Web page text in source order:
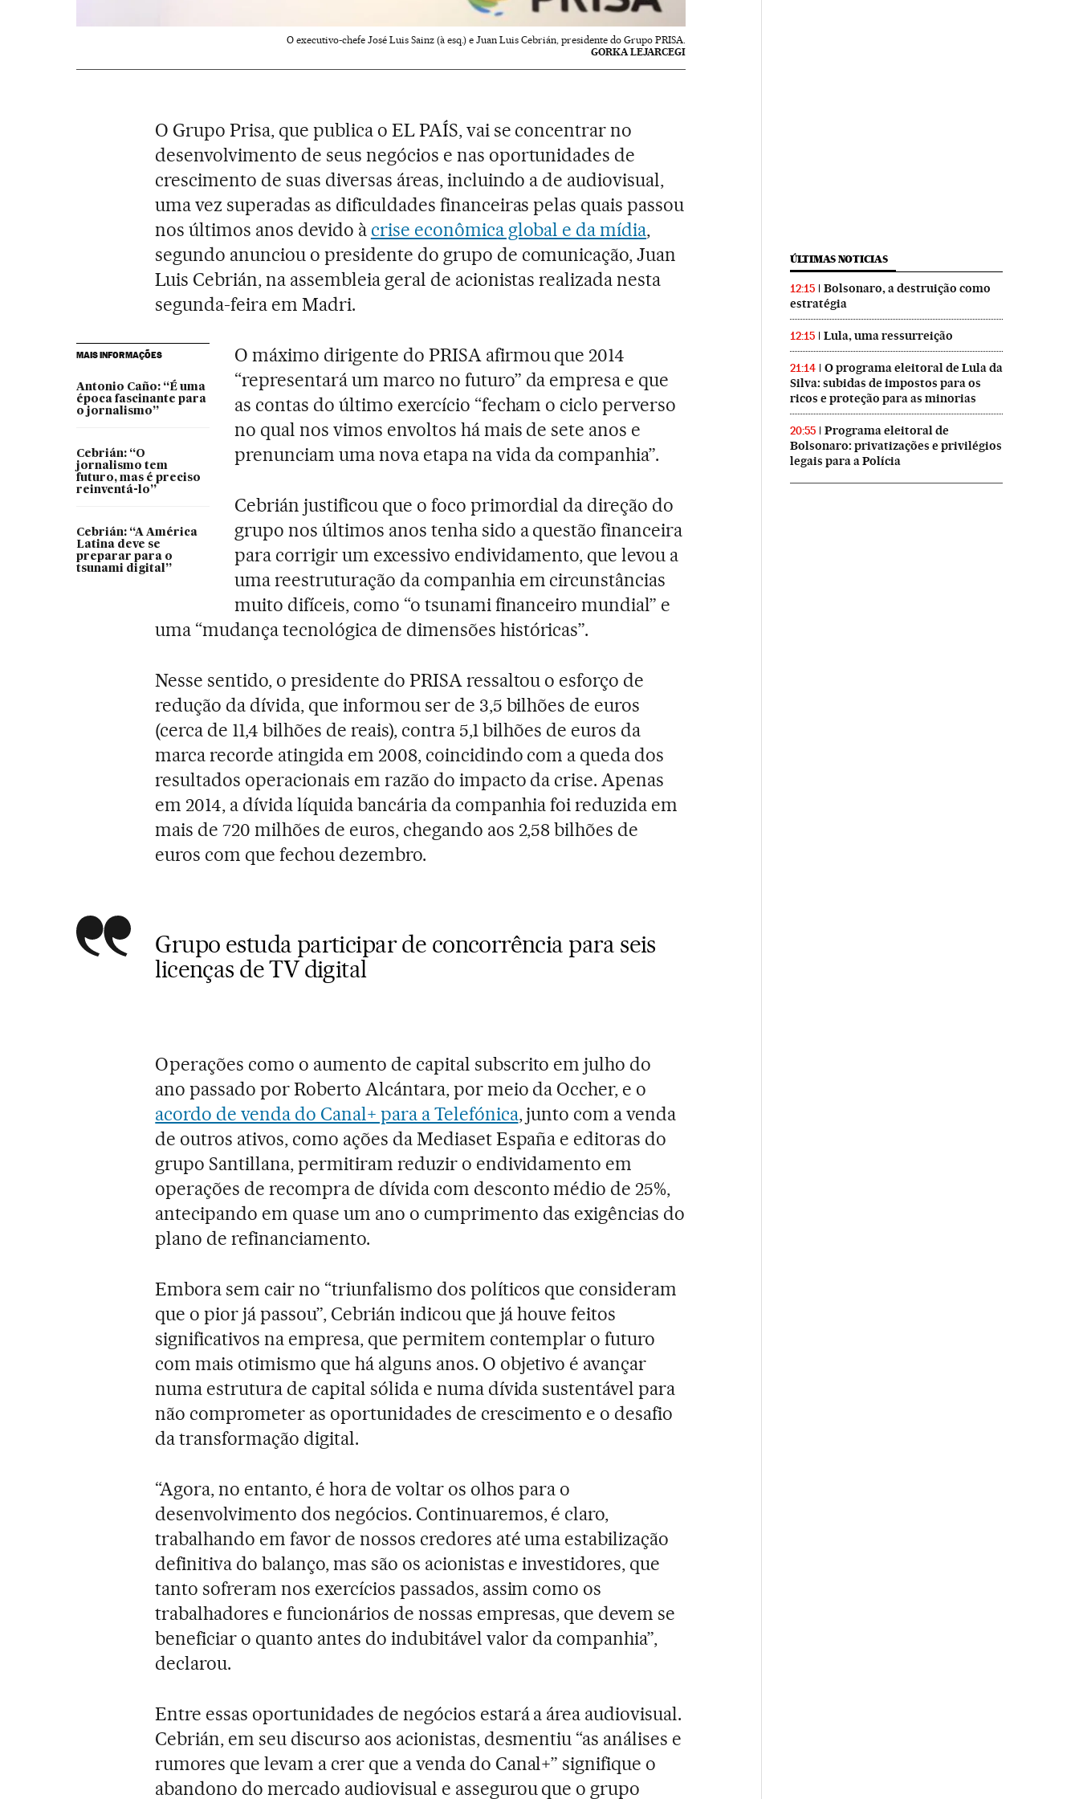
O executivo-chefe José Luis Sainz (à esq.) e Juan Luis Cebrián, presidente do Grupo PRISA.
GORKA LEJARCEGI
O Grupo Prisa, que publica o EL PAÍS, vai se concentrar no
desenvolvimento de seus negócios e nas oportunidades de
crescimento de suas diversas áreas, incluindo a de audiovisual,
uma vez superadas as dificuldades financeiras pelas quais passou
nos últimos anos devido à crise econômica global e da mídia,
segundo anunciou o presidente do grupo de comunicação, Juan
Luis Cebrián, na assembleia geral de acionistas realizada nesta
segunda-feira em Madri.
MAIS INFORMAÇÕES
Antonio Caño: “É uma
época fascinante para
o jornalismo”
Cebrián: “O
jornalismo tem
futuro, mas é preciso
reinventá-lo”
Cebrián: “A América
Latina deve se
preparar para o
tsunami digital”
O máximo dirigente do PRISA afirmou que 2014
“representará um marco no futuro” da empresa e que
as contas do último exercício “fecham o ciclo perverso
no qual nos vimos envoltos há mais de sete anos e
prenunciam uma nova etapa na vida da companhia”.
Cebrián justificou que o foco primordial da direção do
grupo nos últimos anos tenha sido a questão financeira
para corrigir um excessivo endividamento, que levou a
uma reestruturação da companhia em circunstâncias
muito difíceis, como “o tsunami financeiro mundial” e
uma “mudança tecnológica de dimensões históricas”.
Nesse sentido, o presidente do PRISA ressaltou o esforço de
redução da dívida, que informou ser de 3,5 bilhões de euros
(cerca de 11,4 bilhões de reais), contra 5,1 bilhões de euros da
marca recorde atingida em 2008, coincidindo com a queda dos
resultados operacionais em razão do impacto da crise. Apenas
em 2014, a dívida líquida bancária da companhia foi reduzida em
mais de 720 milhões de euros, chegando aos 2,58 bilhões de
euros com que fechou dezembro.
Grupo estuda participar de concorrência para seis
licenças de TV digital
Operações como o aumento de capital subscrito em julho do
ano passado por Roberto Alcántara, por meio da Occher, e o
acordo de venda do Canal+ para a Telefónica, junto com a venda
de outros ativos, como ações da Mediaset España e editoras do
grupo Santillana, permitiram reduzir o endividamento em
operações de recompra de dívida com desconto médio de 25%,
antecipando em quase um ano o cumprimento das exigências do
plano de refinanciamento.
Embora sem cair no “triunfalismo dos políticos que consideram
que o pior já passou”, Cebrián indicou que já houve feitos
significativos na empresa, que permitem contemplar o futuro
com mais otimismo que há alguns anos. O objetivo é avançar
numa estrutura de capital sólida e numa dívida sustentável para
não comprometer as oportunidades de crescimento e o desafio
da transformação digital.
“Agora, no entanto, é hora de voltar os olhos para o
desenvolvimento dos negócios. Continuaremos, é claro,
trabalhando em favor de nossos credores até uma estabilização
definitiva do balanço, mas são os acionistas e investidores, que
tanto sofreram nos exercícios passados, assim como os
trabalhadores e funcionários de nossas empresas, que devem se
beneficiar o quanto antes do indubitável valor da companhia”,
declarou.
Entre essas oportunidades de negócios estará a área audiovisual.
Cebrián, em seu discurso aos acionistas, desmentiu “as análises e
rumores que levam a crer que a venda do Canal+” signifique o
abandono do mercado audiovisual e assegurou que o grupo
ÚLTIMAS NOTICIAS
12:15
Bolsonaro, a destruição como
estratégia
12:15 Lula, uma ressurreição
21:14
O programa eleitoral de Lula da
Silva: subidas de impostos para os
ricos e proteção para as minorias
20:55
Programa eleitoral de
Bolsonaro: privatizações e privilégios
legais para a Polícia